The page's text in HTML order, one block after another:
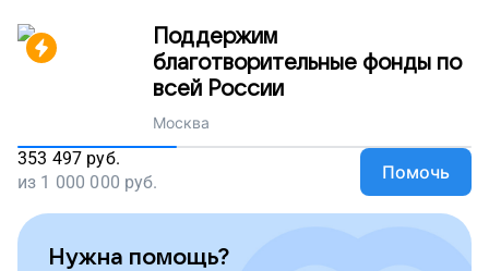
Поддержим
благотворительные фонды по
всей России
Москва
353 497 руб.
из 1 000 000 руб. Помочь
Нужна помощь?